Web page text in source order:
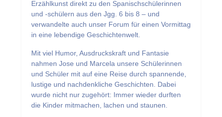
Erzählkunst direkt zu den Spanischschülerinnen
und -schülern aus den Jgg. 6 bis 8 – und
verwandelte auch unser Forum für einen Vormittag
in eine lebendige Geschichtenwelt.
Mit viel Humor, Ausdruckskraft und Fantasie
nahmen Jose und Marcela unsere Schülerinnen
und Schüler mit auf eine Reise durch spannende,
lustige und nachdenkliche Geschichten. Dabei
wurde nicht nur zugehört: Immer wieder durften
die Kinder mitmachen, lachen und staunen.